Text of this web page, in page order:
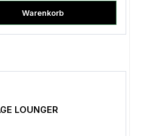
Warenkorb
LOUNGER